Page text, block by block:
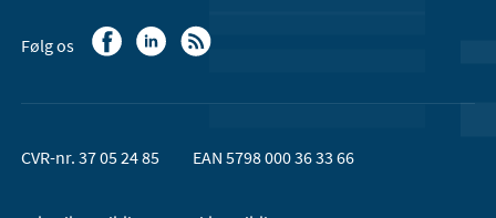
Følg os
CVR-nr. 37 05 24 85 EAN 5798 000 36 33 66